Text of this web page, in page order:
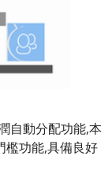
自動分配功能,本
檻功能,具備良好